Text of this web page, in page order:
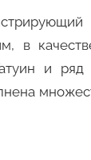
в
и